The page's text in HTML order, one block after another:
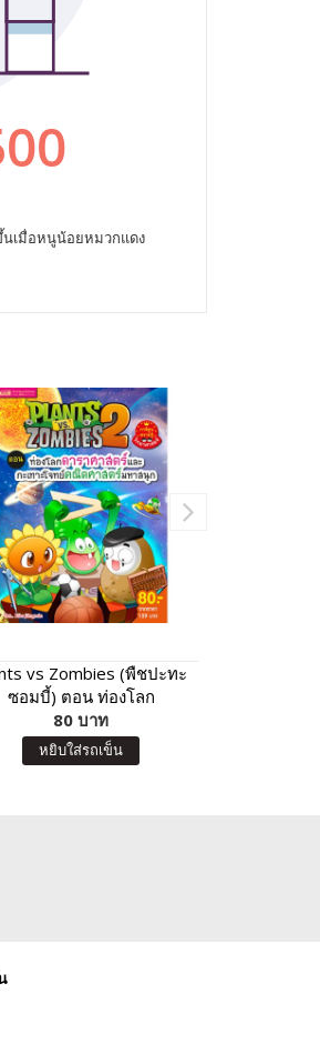
นเมื่อหนูน้อยหมวกแดง
vs Zombies (พืชปะทะ
ซอมบี้) ตอน ท่องโลก
ราศาสตร์และกะเทาะโจทย์
คณิต
80 บาท
หยิบใส่รถเข็น